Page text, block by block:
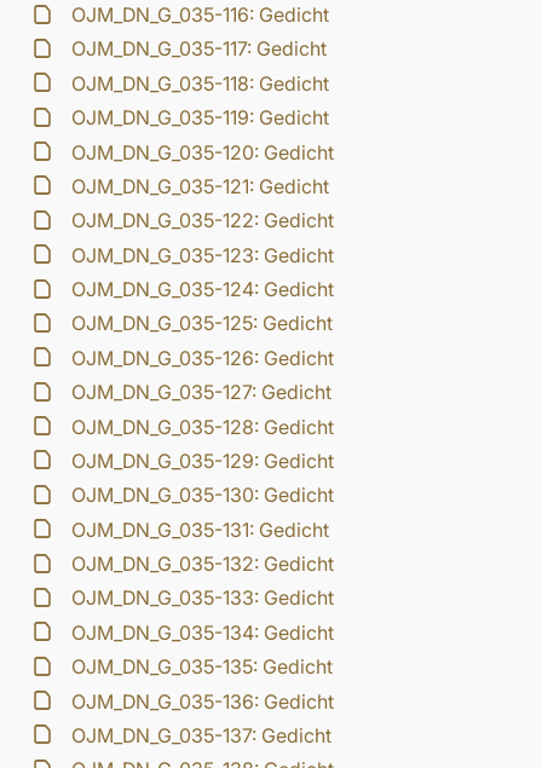
OJM_DN_G_035-116: Gedicht
OJM_DN_G_035-117: Gedicht
OJM_DN_G_035-118: Gedicht
OJM_DN_G_035-119: Gedicht
OJM_DN_G_035-120: Gedicht
OJM_DN_G_035-121: Gedicht
OJM_DN_G_035-122: Gedicht
OJM_DN_G_035-123: Gedicht
OJM_DN_G_035-124: Gedicht
OJM_DN_G_035-125: Gedicht
OJM_DN_G_035-126: Gedicht
OJM_DN_G_035-127: Gedicht
OJM_DN_G_035-128: Gedicht
OJM_DN_G_035-129: Gedicht
OJM_DN_G_035-130: Gedicht
OJM_DN_G_035-131: Gedicht
OJM_DN_G_035-132: Gedicht
OJM_DN_G_035-133: Gedicht
OJM_DN_G_035-134: Gedicht
OJM_DN_G_035-135: Gedicht
OJM_DN_G_035-136: Gedicht
OJM_DN_G_035-137: Gedicht